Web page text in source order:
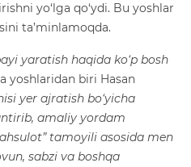
yo‘lga qo‘ydi. Bu yoshlar
ta’minlamoqda.
yaratish haqida ko‘p bosh
yoshlaridan biri Hasan
yer ajratish bo‘yicha
amaliy yordam
tamoyili asosida men
sabzi va boshqa